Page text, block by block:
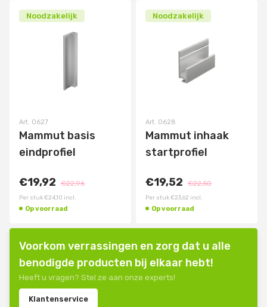
Noodzakelijk
Art. 0627
Mammut basis
eindprofiel
€19,92 €22,96
Per stuk€24,10 incl.
Op voorraad
Noodzakelijk
Art. 0628
Mammut inhaak
startprofiel
€19,52 €22,50
Per stuk€23,62 incl.
Op voorraad
Voorkom verrassingen en zorg dat u alle
benodigde producten bij elkaar hebt!
Heeft u vragen? Stel ze aan onze experts!
Klantenservice